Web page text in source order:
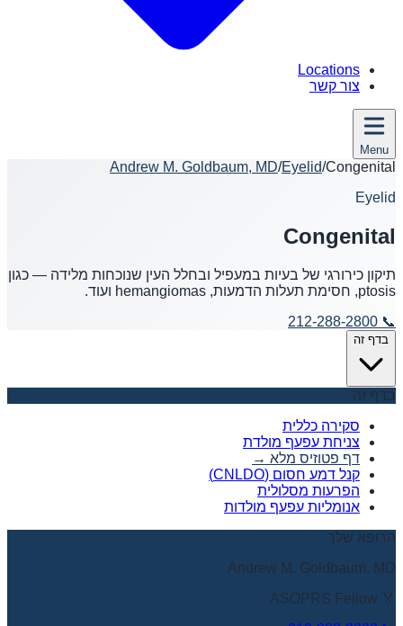
Locations
צור קשר
Menu
Andrew M. Goldbaum, MD/Eyelid/Congenital
Eyelid
Congenital
תיקון כירורגי של בעיות במעפיל ובחלל העין שנוכחות מלידה — כגון
ptosis, חסימת תעלות הדמעות, hemangiomas ועוד.
📞
212-288-2800
בדף זה
בדף זה
סקירה כללית
צניחת עפעף מולדת
דף פטוזיס מלא →
קנל דמע חסום (CNLDO)
הפרעות מסלולית
אנומליות עפעף מולדות
הרופא שלך
Andrew M. Goldbaum, MD
🏅 ASOPRS Fellow